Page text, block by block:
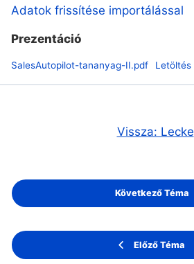
Adatok frissítése importálással
Prezentáció
SalesAutopilot-tananyag-II.pdf Letöltés
Előző Téma
Vissza: Lecke
Következő Téma